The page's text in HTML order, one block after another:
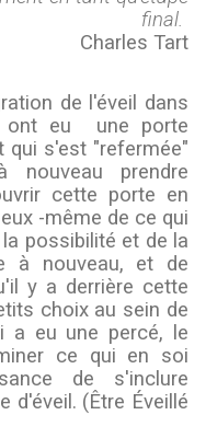
final.
Charles Tart
de l'éveil dans
ont eu une porte
qui s'est "refermée"
prendre
cette porte en
-même de ce qui
possibilité et de la
à nouveau, et de
y a derrière cette
choix au sein de
a eu une percé, le
ce qui en soi
de s'inclure
d'éveil. (Être Éveillé